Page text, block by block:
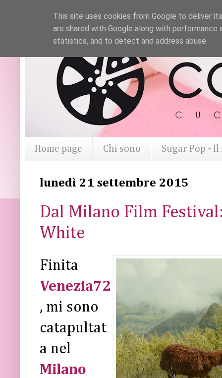
Home page Chi sono Sugar Pop -
lunedì 21 settembre 2015
Dal Milano Film
White
Finita
Venezia72
, mi sono
catapultat
a nel
Milano
This site uses cookies from Google to deliver
are shared with Google along with
statistics, and to detect and address abuse.